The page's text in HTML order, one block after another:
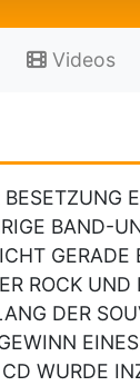
Videos
BAND-
ROCK UND
DER
WURDE